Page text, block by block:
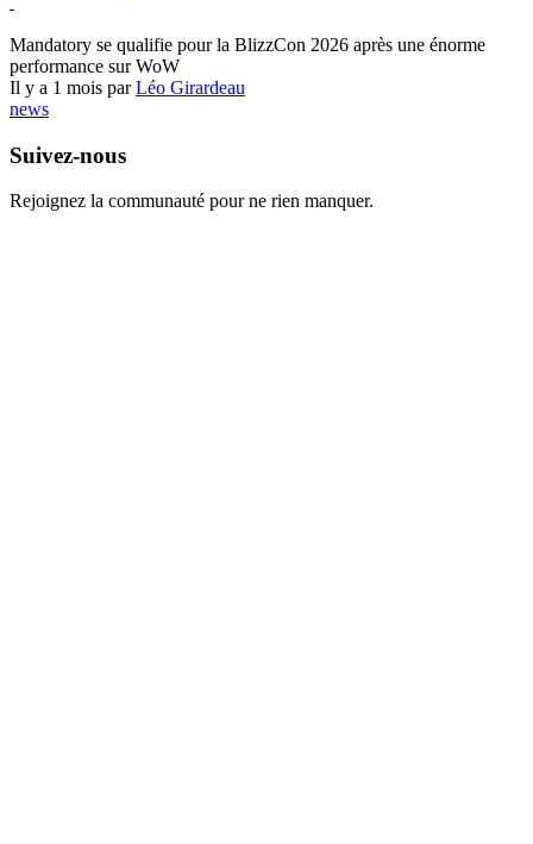
Mandatory se qualifie pour la BlizzCon 2026 après une énorme
performance sur WoW
Il y a 1 mois parLéo Girardeau
news
Suivez-nous
Rejoignez la communauté pour ne rien manquer.